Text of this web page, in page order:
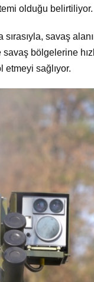
olduğu belirtiliyor.
savaş
bölgelerine
etmeyi sağlıyor.